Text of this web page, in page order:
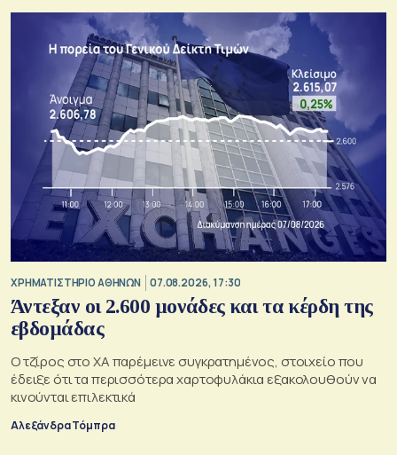
XΡΗΜΑΤΙΣΤΗΡΙΟ ΑΘΗΝΩΝ 07.08.2026, 17:30
Άντεξαν οι 2.600 μονάδες και τα κέρδη της
εβδομάδας
Ο τζίρος στο ΧΑ παρέμεινε συγκρατημένος, στοιχείο που
έδειξε ότι τα περισσότερα χαρτοφυλάκια εξακολουθούν να
κινούνται επιλεκτικά
Αλεξάνδρα Τόμπρα